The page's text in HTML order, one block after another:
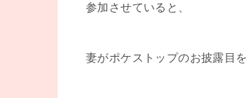
参加させていると、
妻がポケストップのお披露目を